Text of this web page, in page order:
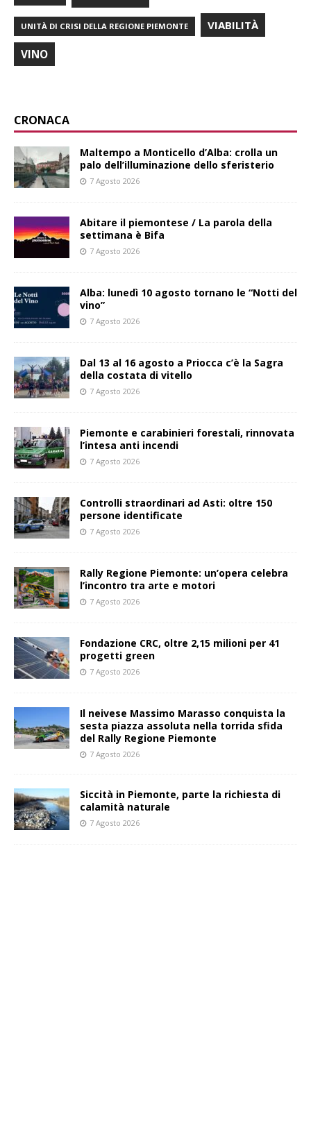
UNITÀ DI CRISI DELLA REGIONE PIEMONTE VIABILITÀ
VINO
CRONACA
Maltempo a Monticello d’Alba: crolla un
palo dell’illuminazione dello sferisterio
7 Agosto 2026
Abitare il piemontese / La parola della
settimana è Bifa
7 Agosto 2026
Alba: lunedì 10 agosto tornano le “Notti del
vino”
7 Agosto 2026
Dal 13 al 16 agosto a Priocca c’è la Sagra
della costata di vitello
7 Agosto 2026
Piemonte e carabinieri forestali, rinnovata
l’intesa anti incendi
7 Agosto 2026
Controlli straordinari ad Asti: oltre 150
persone identificate
7 Agosto 2026
Rally Regione Piemonte: un’opera celebra
l’incontro tra arte e motori
7 Agosto 2026
Fondazione CRC, oltre 2,15 milioni per 41
progetti green
7 Agosto 2026
Il neivese Massimo Marasso conquista la
sesta piazza assoluta nella torrida sfida
del Rally Regione Piemonte
7 Agosto 2026
Siccità in Piemonte, parte la richiesta di
calamità naturale
7 Agosto 2026